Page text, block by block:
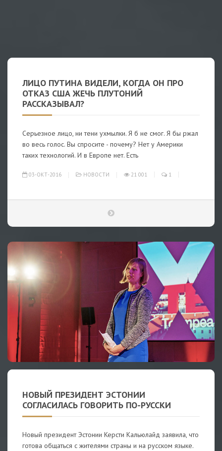
ЛИЦО ПУТИНА ВИДЕЛИ, КОГДА ОН ПРО
ОТКАЗ США ЖЕЧЬ ПЛУТОНИЙ
РАССКАЗЫВАЛ?
Серьезное лицо, ни тени ухмылки. Я б не смог. Я бы ржал
во весь голос. Вы спросите - почему? Нет у Америки
таких технологий. И в Европе нет. Есть
03-ОКТ-2016 НОВОСТИ 21 001 1
НОВЫЙ ПРЕЗИДЕНТ ЭСТОНИИ
СОГЛАСИЛАСЬ ГОВОРИТЬ ПО-РУССКИ
Новый президент Эстонии Керсти Кальюлайд заявила, что
готова общаться с жителями страны и на русском языке.